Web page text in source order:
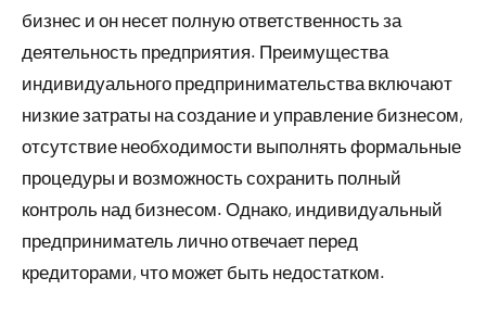
бизнес и он несет полную ответственность за
деятельность предприятия. Преимущества
индивидуального предпринимательства включают
низкие затраты на создание и управление бизнесом,
отсутствие необходимости выполнять формальные
процедуры и возможность сохранить полный
контроль над бизнесом. Однако, индивидуальный
предприниматель лично отвечает перед
кредиторами, что может быть недостатком.